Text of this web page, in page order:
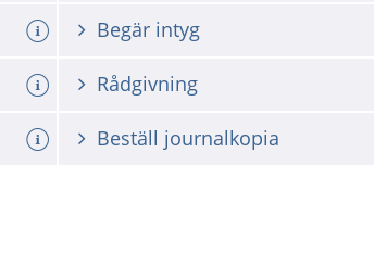
Begär intyg
Rådgivning
Beställ journalkopia